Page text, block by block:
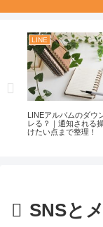
LINE
LINEアルバムのダウ
レる？｜通知される
けたい点まで整理！
SNSと